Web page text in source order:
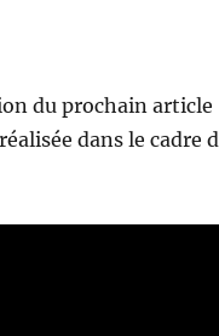
du prochain article
dans le cadre